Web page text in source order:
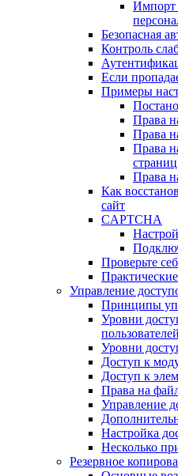
Импорт
Безопасная
Контроль
Если
Примеры
Права
Права
Права
страниц
Права
Как
сайт
CAPTCHA
Проверьте
Управление
Принципы
Уровни
пользователей
Уровни
Доступ к
Доступ к
Права на
Управление
Настройка
Несколько
Резервное